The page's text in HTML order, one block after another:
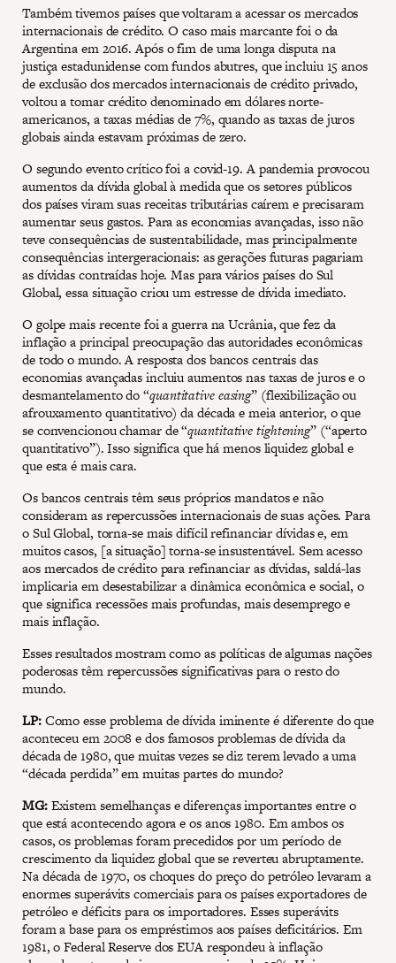
Também tivemos países que voltaram a acessar os mercados
internacionais de crédito. O caso mais marcante foi o da
Argentina em 2016. Após o fim de uma longa disputa na
justiça estadunidense com fundos abutres, que incluiu 15 anos
de exclusão dos mercados internacionais de crédito privado,
voltou a tomar crédito denominado em dólares norte-
americanos, a taxas médias de 7%, quando as taxas de juros
globais ainda estavam próximas de zero.
O segundo evento crítico foi a covid-19. A pandemia provocou
aumentos da dívida global à medida que os setores públicos
dos países viram suas receitas tributárias caírem e precisaram
aumentar seus gastos. Para as economias avançadas, isso não
teve consequências de sustentabilidade, mas principalmente
consequências intergeracionais: as gerações futuras pagariam
as dívidas contraídas hoje. Mas para vários países do Sul
Global, essa situação criou um estresse de dívida imediato.
O golpe mais recente foi a guerra na Ucrânia, que fez da
inflação a principal preocupação das autoridades econômicas
de todo o mundo. A resposta dos bancos centrais das
economias avançadas incluiu aumentos nas taxas de juros e o
desmantelamento do “quantitative easing” (flexibilização ou
afrouxamento quantitativo) da década e meia anterior, o que
se convencionou chamar de “quantitative tightening” (“aperto
quantitativo”). Isso significa que há menos liquidez global e
que esta é mais cara.
Os bancos centrais têm seus próprios mandatos e não
consideram as repercussões internacionais de suas ações. Para
o Sul Global, torna-se mais difícil refinanciar dívidas e, em
muitos casos, [a situação] torna-se insustentável. Sem acesso
aos mercados de crédito para refinanciar as dívidas, saldá-las
implicaria em desestabilizar a dinâmica econômica e social, o
que significa recessões mais profundas, mais desemprego e
mais inflação.
Esses resultados mostram como as políticas de algumas nações
poderosas têm repercussões significativas para o resto do
mundo.
LP:Como esse problema de dívida iminente é diferente do que
aconteceu em 2008 e dos famosos problemas de dívida da
década de 1980, que muitas vezes se diz terem levado a uma
“década perdida” em muitas partes do mundo?
MG:Existem semelhanças e diferenças importantes entre o
que está acontecendo agora e os anos 1980. Em ambos os
casos, os problemas foram precedidos por um período de
crescimento da liquidez global que se reverteu abruptamente.
Na década de 1970, os choques do preço do petróleo levaram a
enormes superávits comerciais para os países exportadores de
petróleo e déficits para os importadores. Esses superávits
foram a base para os empréstimos aos países deficitários. Em
1981, o Federal Reserve dos EUA respondeu à inflação